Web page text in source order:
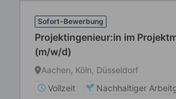
Sofort-Bewerbung
Projektingenieur:in im
(m/w/d)
Aachen, Köln, Düsseldorf
Vollzeit
Nachhaltiger